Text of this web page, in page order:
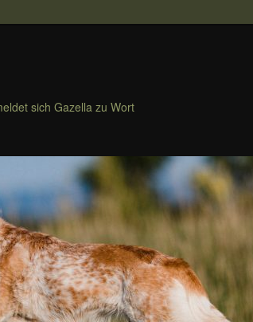
sich Gazella zu Wort